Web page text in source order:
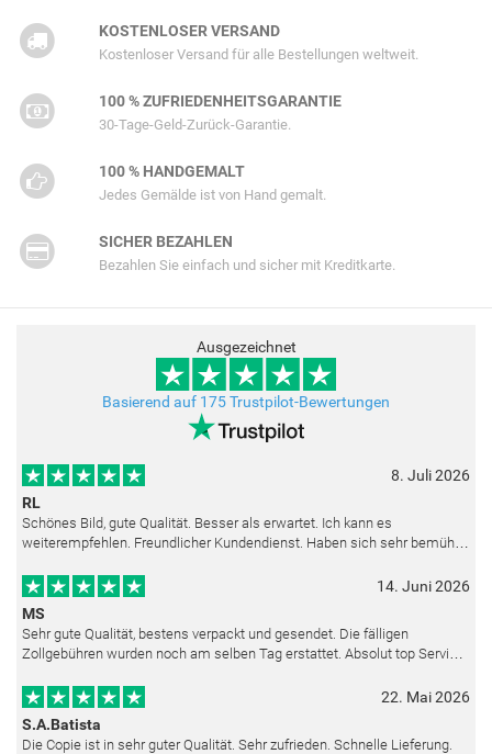
KOSTENLOSER VERSAND
Kostenloser Versand für alle Bestellungen weltweit.
100 % ZUFRIEDENHEITSGARANTIE
30-Tage-Geld-Zurück-Garantie.
100 % HANDGEMALT
Jedes Gemälde ist von Hand gemalt.
SICHER BEZAHLEN
Bezahlen Sie einfach und sicher mit Kreditkarte.
Ausgezeichnet
Basierend auf 175 Trustpilot-Bewertungen
8. Juli 2026
RL
Schönes Bild, gute Qualität. Besser als erwartet. Ich kann es
weiterempfehlen. Freundlicher Kundendienst. Haben sich sehr bemüht
14. Juni 2026
MS
Sehr gute Qualität, bestens verpackt und gesendet. Die fälligen
Zollgebühren wurden noch am selben Tag erstattet. Absolut top Service
22. Mai 2026
S.A.Batista
Die Copie ist in sehr guter Qualität. Sehr zufrieden. Schnelle Lieferung.